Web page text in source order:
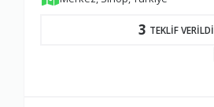
3 TEKLİF VERİLDİ